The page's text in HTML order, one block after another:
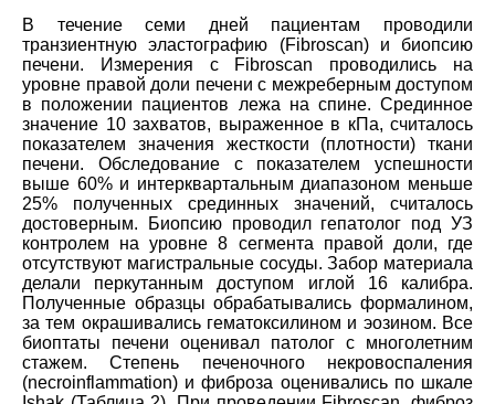
В течение семи дней пациентам проводили
транзиентную эластографию (Fibroscan) и биопсию
печени. Измерения с Fibroscan проводились на
уровне правой доли печени с межреберным доступом
в положении пациентов лежа на спине. Срединное
значение 10 захватов, выраженное в кПа, считалось
показателем значения жесткости (плотности) ткани
печени. Обследование с показателем успешности
выше 60% и интерквартальным диапазоном меньше
25% полученных срединных значений, считалось
достоверным. Биопсию проводил гепатолог под УЗ
контролем на уровне 8 сегмента правой доли, где
отсутствуют магистральные сосуды. Забор материала
делали перкутанным доступом иглой 16 калибра.
Полученные образцы обрабатывались формалином,
за тем окрашивались гематоксилином и эозином. Все
биоптаты печени оценивал патолог с многолетним
стажем. Степень печеночного некровоспаления
(necroinflammation) и фиброза оценивались по шкале